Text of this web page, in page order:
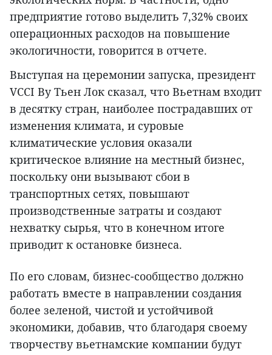
предприятие готово выделить 7,32% своих
операционных расходов на повышение
экологичности, говорится в отчете.
Выступая на церемонии запуска, президент
VCCI Ву Тьен Лок сказал, что Вьетнам входит
в десятку стран, наиболее пострадавших от
изменения климата, и суровые
климатические условия оказали
критическое влияние на местный бизнес,
поскольку они вызывают сбои в
транспортных сетях, повышают
производственные затраты и создают
нехватку сырья, что в конечном итоге
приводит к остановке бизнеса.
По его словам, бизнес-сообщество должно
работать вместе в направлении создания
более зеленой, чистой и устойчивой
экономики, добавив, что благодаря своему
творчеству вьетнамские компании будут